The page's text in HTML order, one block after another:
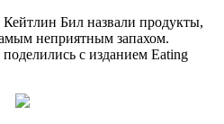
Бил назвали продукты,
неприятным запахом.
с изданием Eating